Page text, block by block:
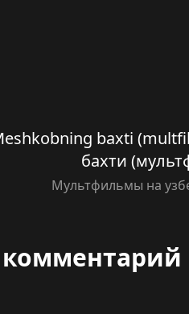
baxti
бахти
Мультфильмы на